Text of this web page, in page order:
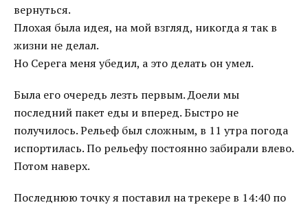
вернуться.
Плохая была идея, на мой взгляд, никогда я так в
жизни не делал.
Но Серега меня убедил, а это делать он умел.
Была его очередь лезть первым. Доели мы
последний пакет еды и вперед. Быстро не
получилось. Рельеф был сложным, в 11 утра погода
испортилась. По рельефу постоянно забирали влево.
Потом наверх.
Последнюю точку я поставил на трекере в 14:40 по